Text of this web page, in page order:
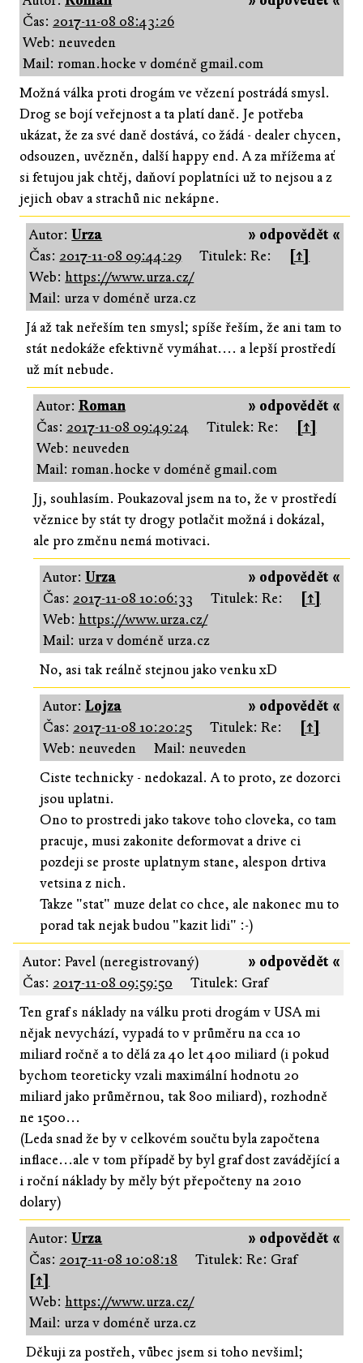
Čas: 2017-11-08 08:43:26
Web: neuveden
Mail: roman.hocke v doméně gmail.com
Možná válka proti drogám ve vězení postrádá smysl.
Drog se bojí veřejnost a ta platí daně. Je potřeba
ukázat, že za své daně dostává, co žádá - dealer chycen,
odsouzen, uvězněn, další happy end. A za mřížema ať
si fetujou jak chtěj, daňoví poplatníci už to nejsou a z
jejich obav a strachů nic nekápne.
» odpovědět «
Autor:Urza
Čas: 2017-11-08 09:44:29 Titulek: Re:
[↑]
Web:https://www.urza.cz/
Mail: urza v doméně urza.cz
Já až tak neřeším ten smysl; spíše řeším, že ani tam to
stát nedokáže efektivně vymáhat.... a lepší prostředí
už mít nebude.
» odpovědět «
Autor: Roman
Čas: 2017-11-08 09:49:24 Titulek: Re:
[↑]
Web: neuveden
Mail: roman.hocke v doméně gmail.com
Jj, souhlasím. Poukazoval jsem na to, že v prostředí
věznice by stát ty drogy potlačit možná i dokázal,
ale pro změnu nemá motivaci.
» odpovědět «
Autor: Urza
Čas: 2017-11-08 10:06:33 Titulek: Re:
[↑]
Web: https://www.urza.cz/
Mail: urza v doméně urza.cz
No, asi tak reálně stejnou jako venku xD
» odpovědět «
Autor: Lojza
Čas: 2017-11-08 10:20:25 Titulek: Re:
[↑]
Web: neuveden
Mail: neuveden
Ciste technicky - nedokazal. A to proto, ze dozorci
jsou uplatni.
Ono to prostredi jako takove toho cloveka, co tam
pracuje, musi zakonite deformovat a drive ci
pozdeji se proste uplatnym stane, alespon drtiva
vetsina z nich.
Takze "stat" muze delat co chce, ale nakonec mu to
porad tak nejak budou "kazit lidi" :-)
» odpovědět «
Autor: Pavel (neregistrovaný)
Čas: 2017-11-08 09:59:50
Titulek: Graf
Ten graf s náklady na válku proti drogám v USA mi
nějak nevychází, vypadá to v průměru na cca 10
miliard ročně a to dělá za 40 let 400 miliard (i pokud
bychom teoreticky vzali maximální hodnotu 20
miliard jako průměrnou, tak 800 miliard), rozhodně
ne 1500...
(Leda snad že by v celkovém součtu byla započtena
inflace...ale v tom případě by byl graf dost zavádějící a
i roční náklady by měly být přepočteny na 2010
dolary)
» odpovědět «
Autor:Urza
Čas: 2017-11-08 10:08:18
Titulek: Re: Graf
[↑]
Web:https://www.urza.cz/
Mail: urza v doméně urza.cz
Děkuji za postřeh, vůbec jsem si toho nevšiml;